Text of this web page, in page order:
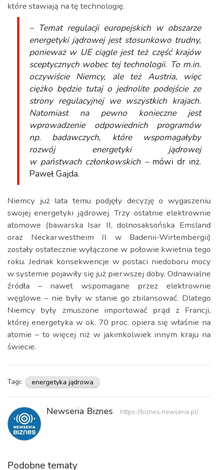
które stawiają na tę technologię.
– Temat regulacji europejskich w obszarze
energetyki jądrowej jest stosunkowo trudny,
ponieważ w UE ciągle jest też część krajów
sceptycznych wobec tej technologii. To m.in.
oczywiście Niemcy, ale też Austria, więc
ciężko będzie tutaj o jednolite podejście ze
strony regulacyjnej we wszystkich krajach.
Natomiast na pewno konieczne jest
wprowadzenie odpowiednich programów
np. badawczych, które wspomagałyby
rozwój energetyki jądrowej
w państwach członkowskich –mówi dr inż.
Paweł Gajda.
Niemcy już lata temu podjęły decyzję o wygaszeniu
swojej energetyki jądrowej. Trzy ostatnie elektrownie
atomowe (bawarska Isar II, dolnosaksońska Emsland
oraz Neckarwestheim II w Badenii-Wirtembergii)
zostały ostatecznie wyłączone w połowie kwietnia tego
roku. Jednak konsekwencje w postaci niedoboru mocy
w systemie pojawiły się już pierwszej doby. Odnawialne
źródła – nawet wspomagane przez elektrownie
węglowe – nie były w stanie go zbilansować. Dlatego
Niemcy były zmuszone importować prąd z Francji,
której energetyka w ok. 70 proc. opiera się właśnie na
atomie – to więcej niż w jakimkolwiek innym kraju na
świecie.
Tagi: energetyka jądrowa
Newseria Biznes https://biznes.newseria.pl/
Podobne tematy